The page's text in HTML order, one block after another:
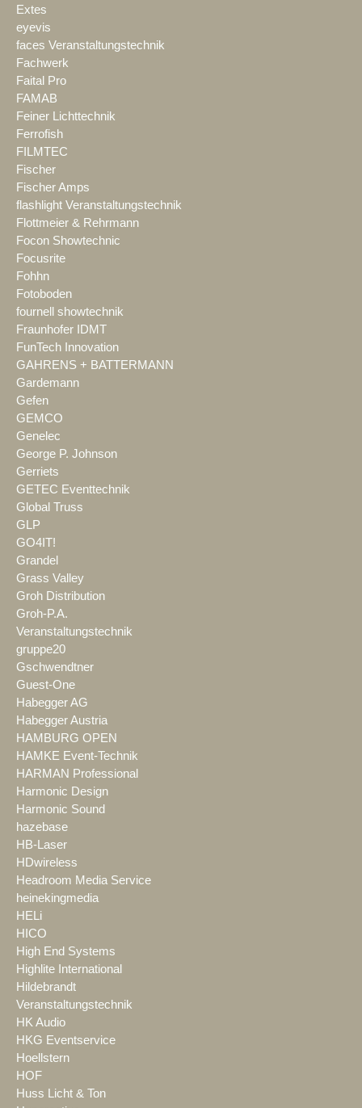
Extes
eyevis
faces Veranstaltungstechnik
Fachwerk
Faital Pro
FAMAB
Feiner Lichttechnik
Ferrofish
FILMTEC
Fischer
Fischer Amps
flashlight Veranstaltungstechnik
Flottmeier & Rehrmann
Focon Showtechnic
Focusrite
Fohhn
Fotoboden
fournell showtechnik
Fraunhofer IDMT
FunTech Innovation
GAHRENS + BATTERMANN
Gardemann
Gefen
GEMCO
Genelec
George P. Johnson
Gerriets
GETEC Eventtechnik
Global Truss
GLP
GO4IT!
Grandel
Grass Valley
Groh Distribution
Groh-P.A.
Veranstaltungstechnik
gruppe20
Gschwendtner
Guest-One
Habegger AG
Habegger Austria
HAMBURG OPEN
HAMKE Event-Technik
HARMAN Professional
Harmonic Design
Harmonic Sound
hazebase
HB-Laser
HDwireless
Headroom Media Service
heinekingmedia
HELi
HICO
High End Systems
Highlite International
Hildebrandt
Veranstaltungstechnik
HK Audio
HKG Eventservice
Hoellstern
HOF
Huss Licht & Ton